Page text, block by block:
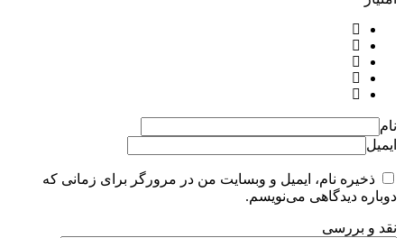
نام
ایمیل
ذخیره نام، ایمیل و وبسایت من در مرورگر برای زمانی که
دوباره دیدگاهی می‌نویسم.
نقد و بررسی